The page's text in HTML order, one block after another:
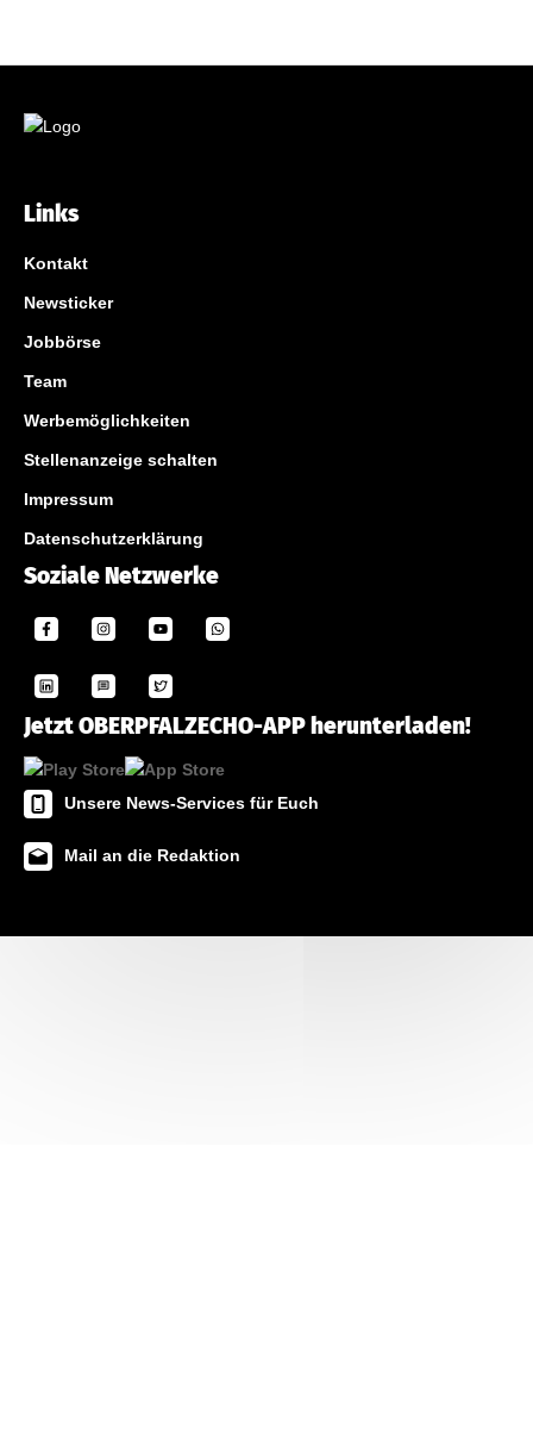
Links
Kontakt
Newsticker
Jobbörse
Team
Werbemöglichkeiten
Stellenanzeige schalten
Impressum
Datenschutzerklärung
Soziale Netzwerke
Jetzt OBERPFALZECHO-APP herunterladen!
Unsere News-Services für Euch
Mail an die Redaktion